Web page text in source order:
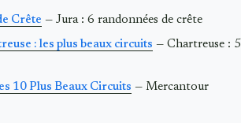
Crête — Jura : 6 randonnées de crête
: les plus beaux circuits — Chartreuse : 5
10 Plus Beaux Circuits — Mercantour